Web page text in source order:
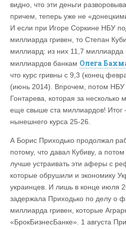
видно, что эти деньги
причем, теперь уже не
И если при Игоре Соркине НБУ
миллиарда гривен, то Степан
миллиард: из них 11,7 миллиарда
миллиардов банкам Олега
что курс гривны с 9,3 (конец
(июнь 2014). Впрочем, потом НБУ
Гонтарева, которая за несколько
еще свыше ста миллиардов! Итог
нынешнего курса 25-26.
А Борис Приходько продолжал
потому, что давал Кубиву, а
лучше устраивать эти аферы с
которые обрушили и экономику
украинцев. И лишь в конце июля
задержала Приходько по делу о
миллиарда гривен, которые
«БрокБизнесБанке». 1 августа